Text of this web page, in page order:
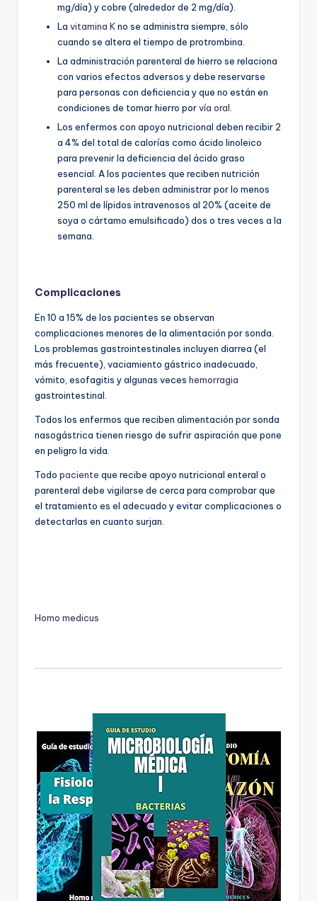
mg/día) y cobre (alrededor de 2 mg/día).
La vitamina Kno se administra siempre, sólo
cuando se altera el tiempo de protrombina.
La administración parenteral de hierro se relaciona
con varios efectos adversos y debe reservarse
para personas con deficiencia y que no están en
condiciones de tomar hierro porvía oral
Los enfermos con apoyo nutricional deben recibir 2
a 4% del total de calorías como ácido linoleico
para prevenir la deficiencia del ácido graso
esencial. A los pacientes que reciben nutrición
parenteral se les deben administrar por lo menos
250 ml de lípidos intravenosos al 20% (aceite de
soya o cártamo emulsificado) dos o tres veces a la
semana.
Complicaciones
En 10 a 15% de los pacientes se observan
complicaciones menores de la alimentación por sonda.
Los problemas gastrointestinales incluyen diarrea (el
más frecuente), vaciamiento gástrico inadecuado,
vómito, esofagitis y algunas veces hemorragia
gastrointestinal.
Todos los enfermos que reciben alimentación por sonda
nasogástrica tienen riesgo de sufrir aspiración que pone
en peligro la vida.
Todo paciente que recibe apoyo nutricional enteral o
parenteral debe vigilarse de cerca para comprobar que
el tratamiento es el adecuado y evitar complicaciones o
detectarlas en cuanto surjan.
Homo medicus